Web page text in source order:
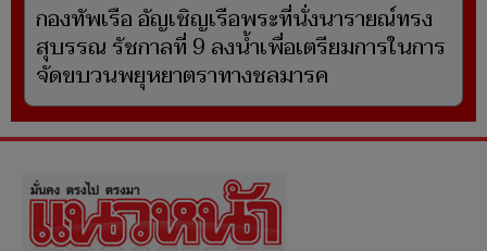
กองทัพเรือ อัญเชิญเรือพระที่นั่งนารายณ์ทรง
สุบรรณ รัชกาลที่ 9 ลงน้ำเพื่อเตรียมการในการ
จัดขบวนพยุหยาตราทางชลมารค